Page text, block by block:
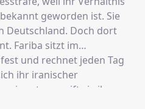
geworden ist. Sie
Deutschland. Doch dort
Fariba sitzt im
und rechnet jeden Tag
ihr iranischer
nimmt, ergreift sie ihre